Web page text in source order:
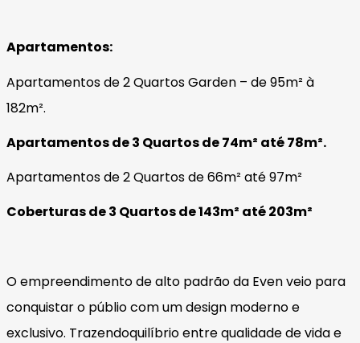
Apartamentos:
Apartamentos de 2 Quartos Garden – de 95m² à
182m².
Apartamentos de 3 Quartos de 74m² até 78m².
Apartamentos de 2 Quartos de 66m² até 97m²
Coberturas de 3 Quartos de 143m² até 203m²
O empreendimento de alto padrão da Even veio para
conquistar o públio com um design moderno e
exclusivo. Trazendoquilíbrio entre qualidade de vida e